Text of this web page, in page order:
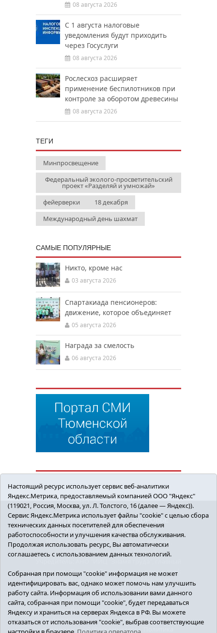
08 августа 2026
С 1 августа налоговые
уведомления будут приходить
через Госуслуги
08 августа 2026
Рослесхоз расширяет
применение беспилотников при
контроле за оборотом древесины
08 августа 2026
ТЕГИ
Минпросвещение
Федеральный эколого-просветительский
проект «Разделяй и умножай»
фейерверки
18 декабря
Международный день шахмат
САМЫЕ ПОПУЛЯРНЫЕ
Никто, кроме нас
03 августа 2026
Спартакиада пенсионеров:
движение, которое объединяет
05 августа 2026
Награда за смелость
06 августа 2026
ПОЛИТИКА ОБЩЕСТВО
ЗДОРОВЬЕ
КУЛЬТУРА
БЕЗОПАСНОСТЬ
16+ © 2018 Сорокинский район в деталях.
Новости Сорокинского района
редактор - Королюк Елена Анатольевна, e-mail:
znamenka@inbox.ru, тел.: 8(34550)2-27-30
Регистрационный номер СМИ Эл №ФС77-69142
от 24 марта 2017 г., выданное Федеральной
службой по надзору в сфере связи,
информационных технологий и массовых
коммуникаций (Роскомнадзор).
Настоящий ресурс использует сервис веб-аналитики
Яндекс.Метрика, предоставляемый компанией ООО "Яндекс"
(119021, Россия, Москва, ул. Л. Толстого, 16 (далее — Яндекс)).
Сервис Яндекс.Метрика использует файлы "cookie" с целью сбора
технических данных посетителей для обеспечения
работоспособности и улучшения качества обслуживания.
Продолжая использовать ресурс, Вы автоматически
соглашаетесь с использованием данных технологий.
Собранная при помощи "cookie" информация не может
идентифицировать вас, однако может помочь нам улучшить
работу сайта. Информация об использовании вами данного
сайта, собранная при помощи "cookie", будет передаваться
Яндексу и храниться на серверах Яндекса в РФ. Вы можете
отказаться от использования "cookie", выбрав соответствующие